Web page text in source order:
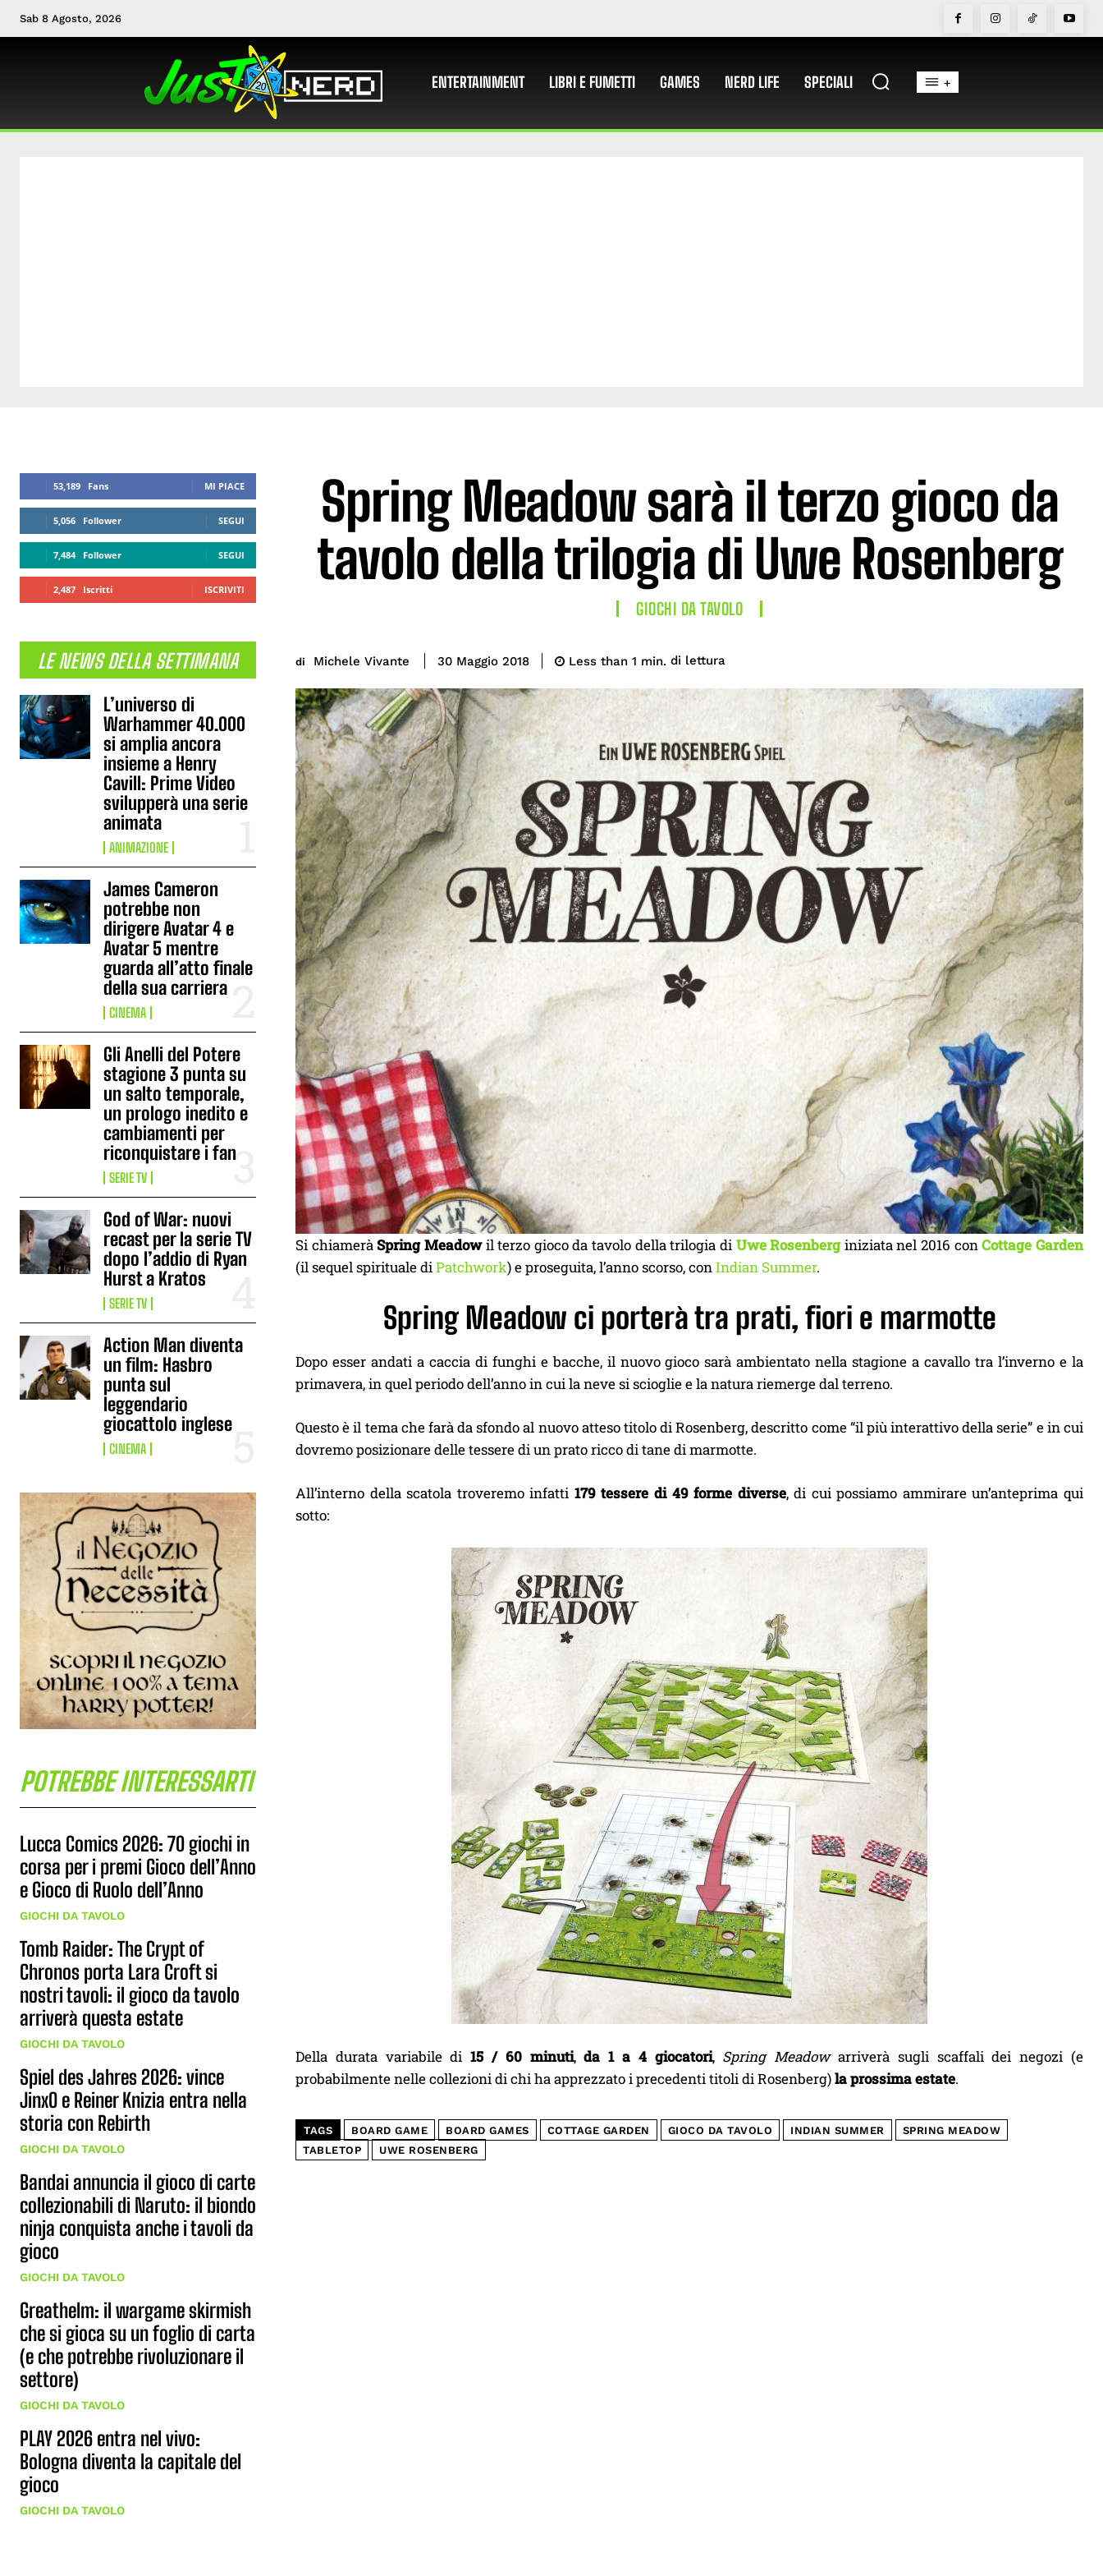
Sab 8 Agosto, 2026
ENTERTAINMENT LIBRI E FUMETTI GAMES NERD LIFE SPECIALI +
53,189 Fans MI PIACE
5,056 Follower SEGUI
7,484 Follower SEGUI
2,487 Iscritti ISCRIVITI
LE NEWS DELLA SETTIMANA
L’universo di
Warhammer 40.000
si amplia ancora
insieme a Henry
Cavill: Prime Video
svilupperà una serie
animata
ANIMAZIONE
James Cameron
potrebbe non
dirigere Avatar 4 e
Avatar 5 mentre
guarda all’atto finale
della sua carriera
CINEMA
Gli Anelli del Potere
stagione 3 punta su
un salto temporale,
un prologo inedito e
cambiamenti per
riconquistare i fan
SERIE TV
God of War: nuovi
recast per la serie TV
dopo l’addio di Ryan
Hurst a Kratos
SERIE TV
Action Man diventa
un film: Hasbro
punta sul
leggendario
giocattolo inglese
CINEMA
POTREBBE INTERESSARTI
Lucca Comics 2026: 70 giochi in
corsa per i premi Gioco dell’Anno
e Gioco di Ruolo dell’Anno
GIOCHI DA TAVOLO
Tomb Raider: The Crypt of
Chronos porta Lara Croft si
nostri tavoli: il gioco da tavolo
arriverà questa estate
GIOCHI DA TAVOLO
Spiel des Jahres 2026: vince
JinxO e Reiner Knizia entra nella
storia con Rebirth
GIOCHI DA TAVOLO
Bandai annuncia il gioco di carte
collezionabili di Naruto: il biondo
ninja conquista anche i tavoli da
gioco
GIOCHI DA TAVOLO
Greathelm: il wargame skirmish
che si gioca su un foglio di carta
(e che potrebbe rivoluzionare il
settore)
GIOCHI DA TAVOLO
PLAY 2026 entra nel vivo:
Bologna diventa la capitale del
gioco
GIOCHI DA TAVOLO
Spring Meadow sarà il terzo gioco da
tavolo della trilogia di Uwe Rosenberg
GIOCHI DA TAVOLO
di Michele Vivante 30 Maggio 2018 Less than 1 min. di lettura
Si chiameràSpring Meadowil terzo gioco da tavolo della trilogia di Uwe Rosenberginiziata nel 2016 conCottage Garden
(il sequel spirituale diPatchwork) e proseguita, l’anno scorso, conIndian Summer.
Spring Meadow ci porterà tra prati, fiori e marmotte
Dopo esser andati a caccia di funghi e bacche, il nuovo gioco sarà ambientato nella stagione a cavallo tra l’inverno e la
primavera, in quel periodo dell’anno in cui la neve si scioglie e la natura riemerge dal terreno.
Questo è il tema che farà da sfondo al nuovo atteso titolo di Rosenberg, descritto come “il più interattivo della serie” e in cui
dovremo posizionare delle tessere di un prato ricco di tane di marmotte.
All’interno della scatola troveremo infatti 179 tessere di 49 forme diverse, di cui possiamo ammirare un’anteprima qui
sotto:
Della durata variabile di15 / 60 minuti,da 1 a 4 giocatori, Spring Meadowarriverà sugli scaffali dei negozi (e
probabilmente nelle collezioni di chi ha apprezzato i precedenti titoli di Rosenberg)la prossima estate.
TAGS BOARD GAME BOARD GAMES COTTAGE GARDEN GIOCO DA TAVOLO INDIAN SUMMER
SPRING MEADOW
TABLETOP
UWE ROSENBERG